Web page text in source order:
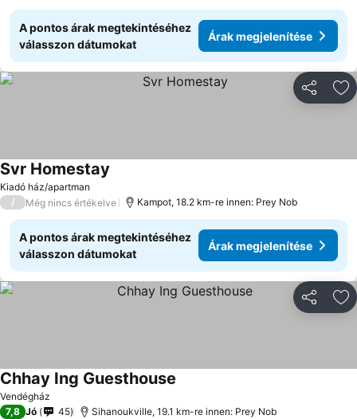
A pontos árak megtekintéséhez
válasszon dátumokat
Árak megjelenítése
Kiadó ház/apartman
Svr Homestay
/ Még nincs értékelve Kampot, 18.2 km-re innen: Prey Nob
A pontos árak megtekintéséhez
válasszon dátumokat
Árak megjelenítése
Vendégház
Chhay Ing Guesthouse
7,8 Jó 45 Sihanoukville, 19.1 km-re innen: Prey Nob